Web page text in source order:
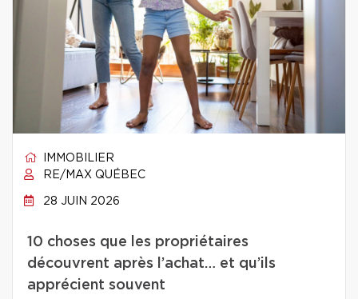
IMMOBILIER
RE/MAX QUÉBEC
28 JUIN 2026
10 choses que les propriétaires
découvrent après l’achat… et qu’ils
apprécient souvent